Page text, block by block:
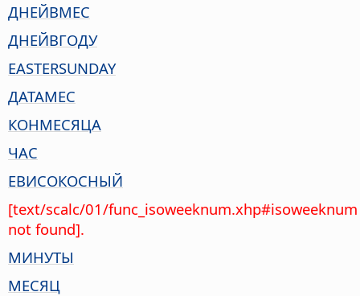
ДНЕЙВМЕС
ДНЕЙВГОДУ
EASTERSUNDAY
ДАТАМЕС
КОНМЕСЯЦА
ЧАС
ЕВИСОКОСНЫЙ
[text/scalc/01/func_isoweeknum.xhp#isoweeknum
not found].
МИНУТЫ
МЕСЯЦ